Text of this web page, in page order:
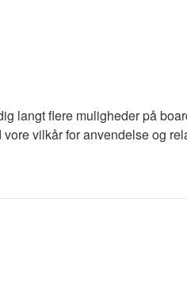
langt flere muligheder på
vilkår for anvendelse og